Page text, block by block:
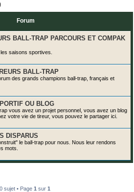
Forum
BALL-TRAP PARCOURS ET COMPAK
saisons sportives.
BALL-TRAP
des grands champions ball-trap, français et
OU BLOG
vous avez un projet personnel, vous avez un blog
votre vie de tireur, vous pouvez le partager ici.
DISPARUS
le ball-trap pour nous. Nous leur rendons
mots.
0 sujet • Page 1 sur 1